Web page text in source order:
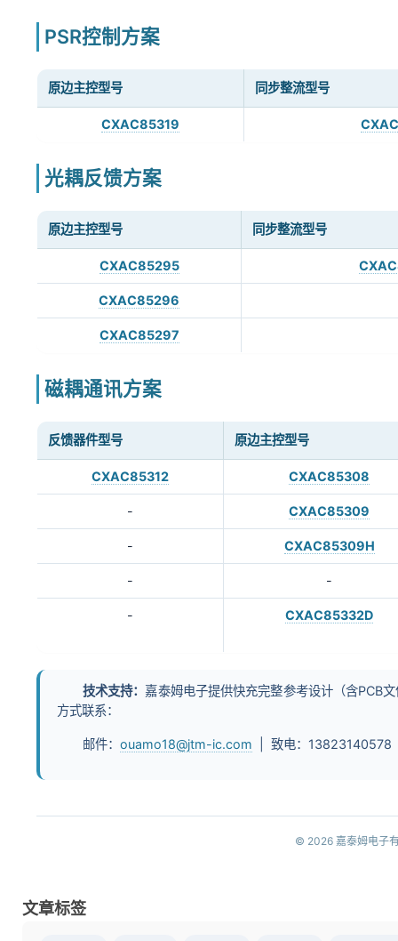
PSR控制方案
原边主控型号 同步整流型号
CXAC85319
光耦反馈方案
原边主控型号 同步整流型号
CXAC85295
CXAC85296
CXAC85297
磁耦通讯方案
反馈器件型号 原边主控型号
CXAC85312 CXAC85308
- CXAC85309
- CXAC85309H
- -
- CXAC85332D
技术支持： 嘉泰姆电子提供快充完整参考设计（含PCB
方式联系：
邮件： ouamo18@jtm-ic.com | 致电：
© 2026 嘉泰姆电子
文章标签